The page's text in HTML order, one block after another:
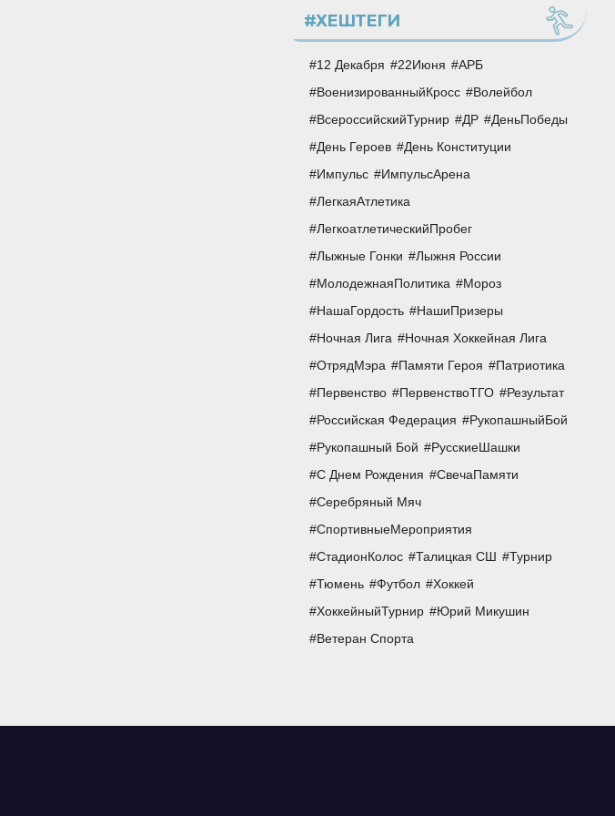
#ХЕШТЕГИ
12 Декабря 22Июня
АРБ
ВоенизированныйКросс
Волейбол
ВсероссийскийТурнир
ДР
ДеньПобеды
День Героев
День Конституции
Импульс
ИмпульсАрена
ЛегкаяАтлетика
ЛегкоатлетическийПробег
Лыжные Гонки
Лыжня России
МолодежнаяПолитика
Мороз
НашаГордость
НашиПризеры
Ночная Лига
Ночная Хоккейная Лига
ОтрядМэра
Памяти Героя
Патриотика
Первенство
ПервенствоТГО
Результат
Российская Федерация
РукопашныйБой
Рукопашный Бой
РусскиеШашки
С Днем Рождения
СвечаПамяти
Серебряный Мяч
СпортивныеМероприятия
СтадионКолос
Талицкая СШ
Турнир
Тюмень
Футбол
Хоккей
ХоккейныйТурнир
Юрий Микушин
Ветеран Спорта